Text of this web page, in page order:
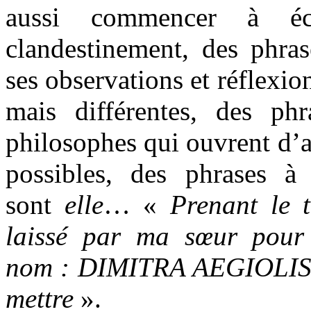
aussi commencer à
clandestinement, des
ses observations et
mais différentes, des
philosophes qui ouvrent
possibles, des phrases
sont elle… «Prenant le
laissé par ma sœur pour
nom : DIMITRA
mettre ».